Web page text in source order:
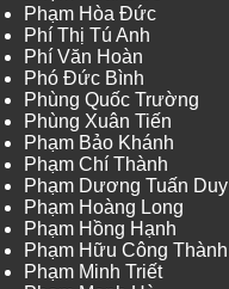
Phạm Hòa Đức
Phí Thị Tú Anh
Phí Văn Hoàn
Phó Đức Bình
Phùng Quốc Trường
Phùng Xuân Tiến
Phạm Bảo Khánh
Phạm Chí Thành
Phạm Dương Tuấn Duy
Phạm Hoàng Long
Phạm Hồng Hạnh
Phạm Hữu Công Thành
Phạm Minh Triết